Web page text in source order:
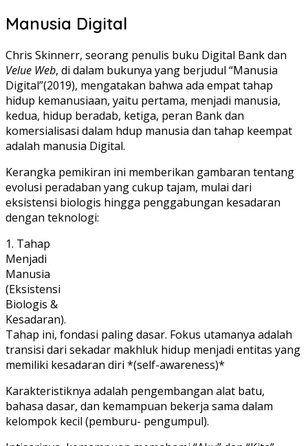
Manusia Digital
Chris Skinnerr, seorang penulis buku Digital Bank dan
Velue Web, di dalam bukunya yang berjudul “Manusia
Digital”(2019), mengatakan bahwa ada empat tahap
hidup kemanusiaan, yaitu pertama, menjadi manusia,
kedua, hidup beradab, ketiga, peran Bank dan
komersialisasi dalam hdup manusia dan tahap keempat
adalah manusia Digital.
Kerangka pemikiran ini memberikan gambaran tentang
evolusi peradaban yang cukup tajam, mulai dari
eksistensi biologis hingga penggabungan kesadaran
dengan teknologi:
1. Tahap
Menjadi
Manusia
(Eksistensi
Biologis &
Kesadaran).
Tahap ini, fondasi paling dasar. Fokus utamanya adalah
transisi dari sekadar makhluk hidup menjadi entitas yang
memiliki kesadaran diri *(self-awareness)*
Karakteristiknya adalah pengembangan alat batu,
bahasa dasar, dan kemampuan bekerja sama dalam
kelompok kecil (pemburu- pengumpul).